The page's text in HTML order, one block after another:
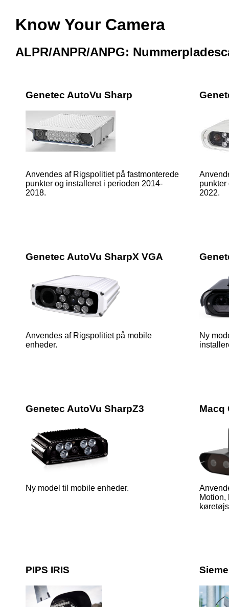
Know Your Camera
ALPR/ANPR/ANPG:
Genetec AutoVu Sharp
Anvendes af Rigspolitiet på fastmonterede
punkter og installeret i perioden 2014-
2018.
punkter
2022.
Genetec AutoVu SharpX VGA
Anvendes af Rigspolitiet på mobile
enheder.
Ny
Genetec AutoVu SharpZ3
Ny model til mobile enheder.
Macq
Motion,
PIPS IRIS